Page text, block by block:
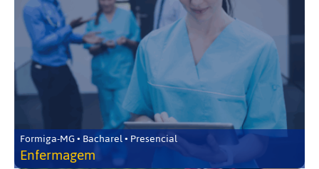
Formiga-MG • Bacharel • Presencial
Enfermagem